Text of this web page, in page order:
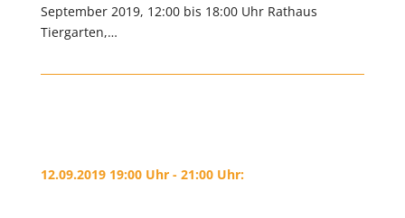
September 2019, 12:00 bis 18:00 Uhr Rathaus
Tiergarten,…
12.09.2019 19:00 Uhr - 21:00 Uhr: